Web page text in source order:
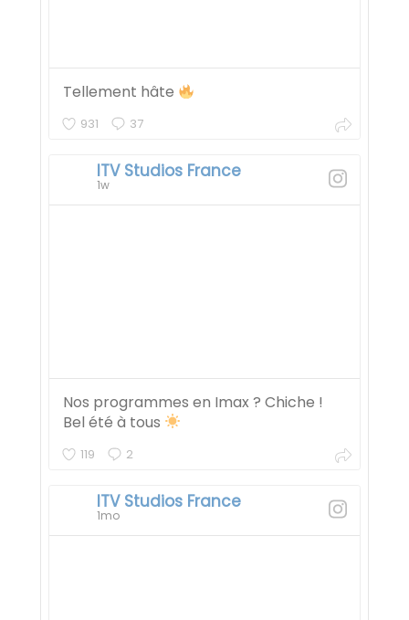
Tellement hâte
931 37
ITV Studios France
1w
Nos programmes en Imax ? Chiche !
Bel été à tous
119 2
ITV Studios France
1mo